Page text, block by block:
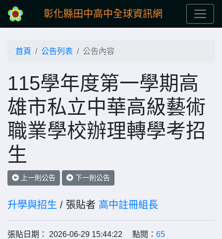
彰化縣田中高中全球資訊網
首頁 公告列表 公告內容
115學年度第一學期高
雄市私立中華高級藝術
職業學校辦理轉學考招
生
上一則公告 下一則公告
升學與招生 / 張貼者 高中註冊組長
張貼日期： 2026-06-29 15:44:22 點閱： 65